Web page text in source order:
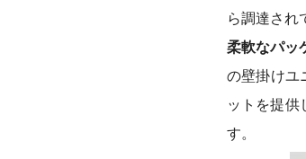
ら調達され
柔軟なパッ
の壁掛けユ
ットを提供
す。